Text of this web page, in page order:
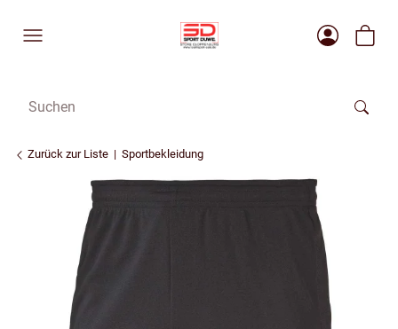
Zurück zur Liste Sportbekleidung